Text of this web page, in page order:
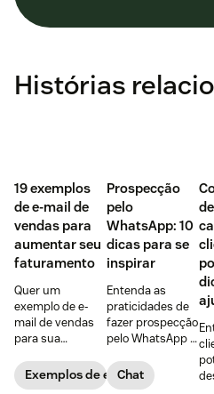
Histórias
‌19 exemplos
de e-mail de
vendas para
aumentar seu
faturamento
Quer um
exemplo de e-
mail de vendas
para sua
Confira 19
opções, incluindo
Exemplos de e-mails de vendas
Prospecção
pelo
WhatsApp: 10
dicas para se
inspirar
Entenda as
praticidades de
fazer prospecção
pelo WhatsApp +
PRÁTICAS para
começar agora
Chat